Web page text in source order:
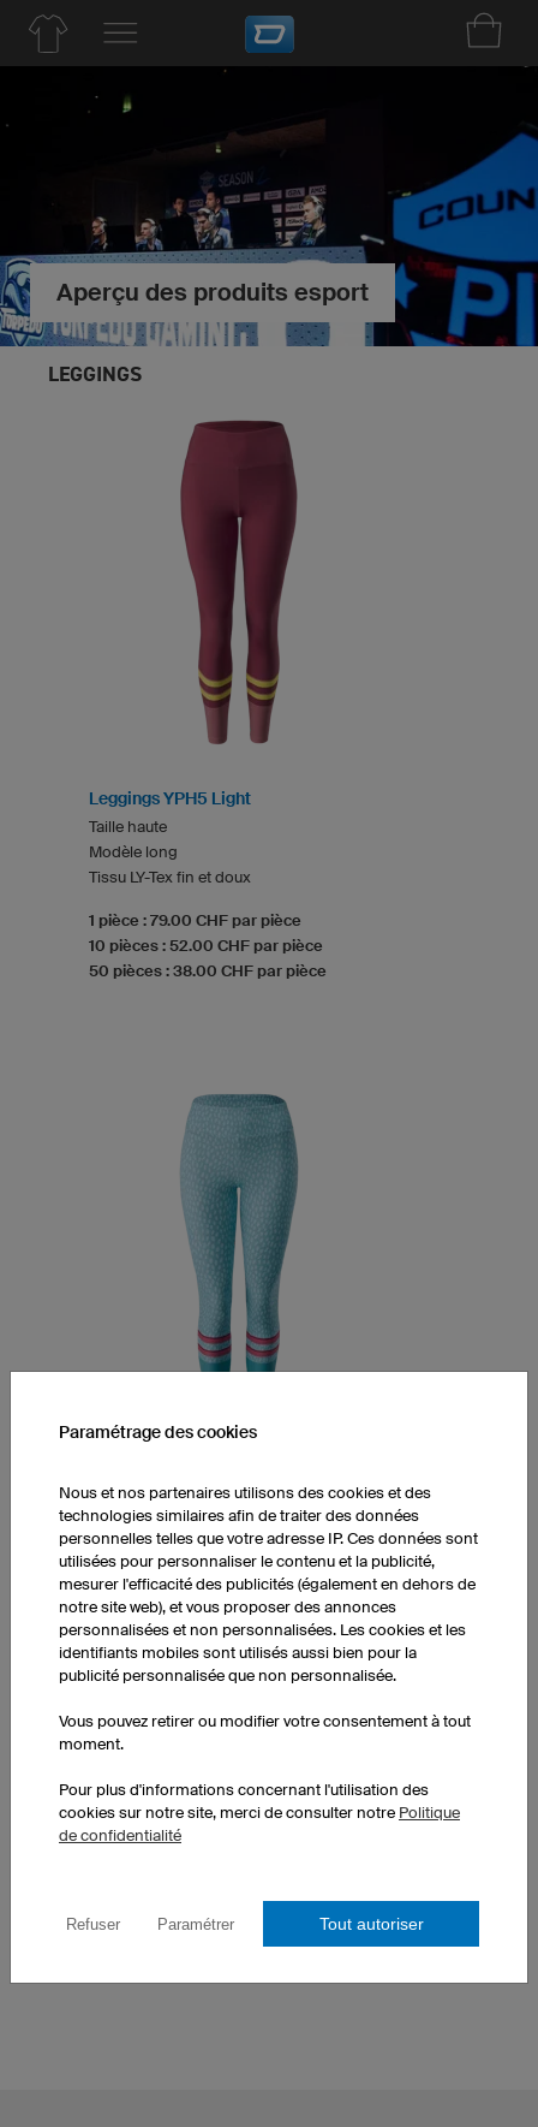
Aperçu des produits esport
LEGGINGS
Leggings YPH5 Light
Taille haute
Modèle long
Tissu LY-Tex fin et doux
1 pièce : 79.00 CHF par pièce
10 pièces : 52.00 CHF par pièce
50 pièces : 38.00 CHF par pièce
Taille mi-haute
Longueur 7/8
Tissu LY-Tex fin et doux
1 pièce : 78.00 CHF par pièce
10 pièces : 51.00 CHF par pièce
50 pièces : 37.00 CHF par pièce
AUTRES PRODUITS
Paramétrage des cookies
Nous et nos partenaires utilisons des cookies et des
technologies similaires afin de traiter des données
personnelles telles que votre adresse IP. Ces données sont
utilisées pour personnaliser le contenu et la publicité,
mesurer l'efficacité des publicités (également en dehors de
notre site web), et vous proposer des annonces
personnalisées et non personnalisées. Les cookies et les
identifiants mobiles sont utilisés aussi bien pour la
publicité personnalisée que non personnalisée.
Vous pouvez retirer ou modifier votre consentement à tout
moment.
Pour plus d'informations concernant l'utilisation des
cookies sur notre site, merci de consulter notre Politique
de confidentialité
Refuser Paramétrer Tout autoriser